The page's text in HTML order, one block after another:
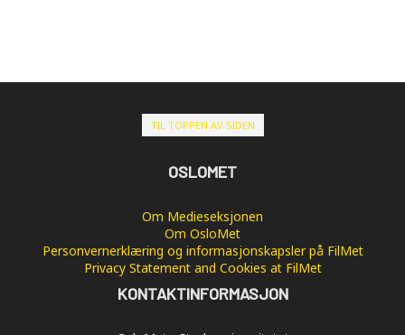
TIL TOPPEN AV SIDEN
OSLOMET
Om Medieseksjonen
Om OsloMet
Personvernerklæring og informasjonskapsler på FilMet
Privacy Statement and Cookies at FilMet
KONTAKTINFORMASJON